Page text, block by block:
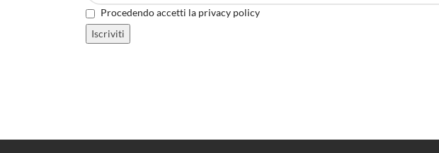
Procedendo accetti la privacy policy